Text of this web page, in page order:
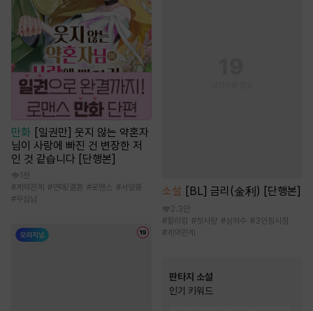
만화 [일권만] 웃지 않는 약혼자
님이 사랑에 빠진 건 변장한 저
인 것 같습니다 [단행본]
1천
# 계약관계 #연애/결혼 #로맨스 #서양풍
#무심남
소설 [BL] 금리(金利) [단행본]
2.3만
#할리킹 #첫사랑 #상처수 #3인칭시점
#계약관계
판타지 소설
인기 키워드